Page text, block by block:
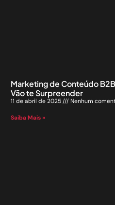
Marketing de Conteúdo
Vão te Surpreender
11 de abril de 2025 Nenhum
Saiba Mais »